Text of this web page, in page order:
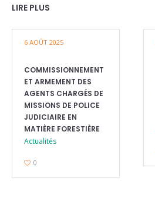
LIRE PLUS
6 AOÛT 2025
COMMISSIONNEMENT
ET ARMEMENT DES
AGENTS CHARGÉS DE
MISSIONS DE POLICE
JUDICIAIRE EN
MATIÈRE FORESTIÈRE
Actualités
0